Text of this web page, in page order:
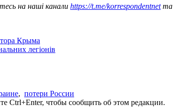
на наші канали https://t.me/korrespondentnetта
Крыма
легіонів
, потери России
Ctrl+Enter, чтобы сообщить об этом редакции.